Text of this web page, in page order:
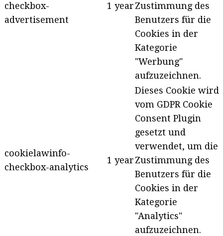
checkbox-
advertisement
1 yearZustimmung des
Benutzers für die
Cookies in der
Kategorie
"Werbung"
aufzuzeichnen.
cookielawinfo-
checkbox-analytics
1 year
Dieses Cookie wird
vom GDPR Cookie
Consent Plugin
gesetzt und
verwendet, um die
Zustimmung des
Benutzers für die
Cookies in der
Kategorie
"Analytics"
aufzuzeichnen.